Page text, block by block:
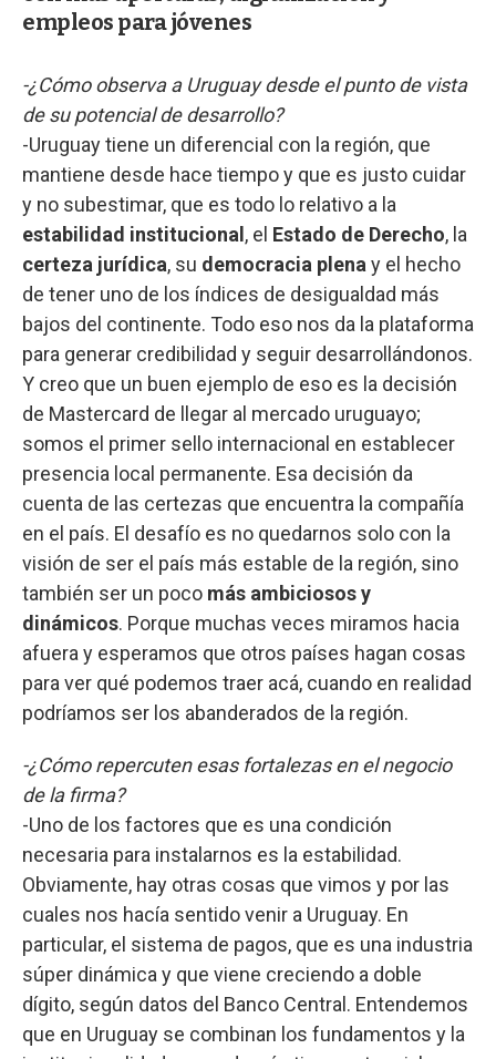
empleos para jóvenes
-¿Cómo observa a Uruguay desde el punto de vista
de su potencial de desarrollo?
-Uruguay tiene un diferencial con la región, que
mantiene desde hace tiempo y que es justo cuidar
y no subestimar, que es todo lo relativo a la
estabilidad institucional , el Estado de Derecho, la
certeza jurídica, su democracia plena y el hecho
de tener uno de los índices de desigualdad más
bajos del continente. Todo eso nos da la plataforma
para generar credibilidad y seguir desarrollándonos.
Y creo que un buen ejemplo de eso es la decisión
de Mastercard de llegar al mercado uruguayo;
somos el primer sello internacional en establecer
presencia local permanente. Esa decisión da
cuenta de las certezas que encuentra la compañía
en el país. El desafío es no quedarnos solo con la
visión de ser el país más estable de la región, sino
también ser un poco más ambiciosos y
dinámicos. Porque muchas veces miramos hacia
afuera y esperamos que otros países hagan cosas
para ver qué podemos traer acá, cuando en realidad
podríamos ser los abanderados de la región.
-¿Cómo repercuten esas fortalezas en el negocio
de la firma?
-Uno de los factores que es una condición
necesaria para instalarnos es la estabilidad.
Obviamente, hay otras cosas que vimos y por las
cuales nos hacía sentido venir a Uruguay. En
particular, el sistema de pagos, que es una industria
súper dinámica y que viene creciendo a doble
dígito, según datos del Banco Central. Entendemos
que en Uruguay se combinan los fundamentos y la